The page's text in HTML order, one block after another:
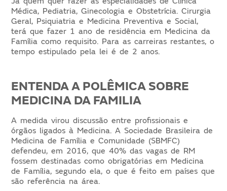
Médica, Pediatria, Ginecologia e Obstetrícia. Cirurgia
Geral, Psiquiatria e Medicina Preventiva e Social,
terá que fazer 1 ano de residência em Medicina da
Família como requisito. Para as carreiras restantes, o
tempo estipulado pela lei é de 2 anos.
ENTENDA A POLÊMICA SOBRE
MEDICINA DA FAMILIA
A medida virou discussão entre profissionais e
órgãos ligados à Medicina. A Sociedade Brasileira de
Medicina de Família e Comunidade (SBMFC)
defendeu, em 2016, que 40% das vagas de RM
fossem destinadas como obrigatórias em Medicina
de Família, segundo ela, o que é feito em países que
são referência na área.